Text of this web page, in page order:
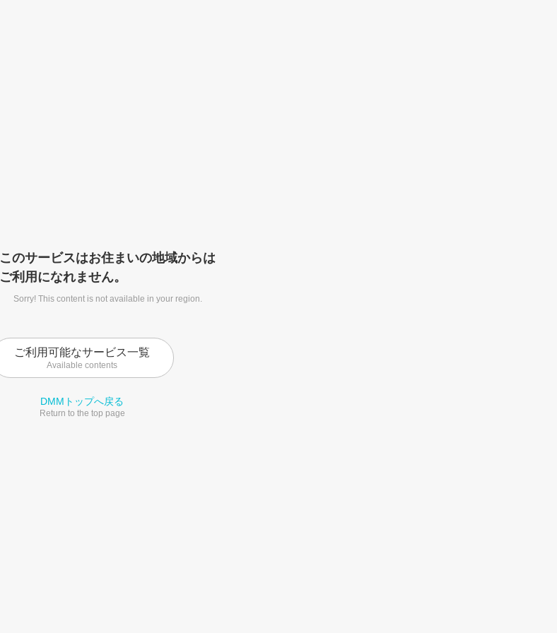
このサービスはお住まいの地域からは
ご利用になれません。
Sorry! This content is not available in your region.
ご利用可能なサービス一覧
Available contents
DMMトップへ戻る
Return to the top page